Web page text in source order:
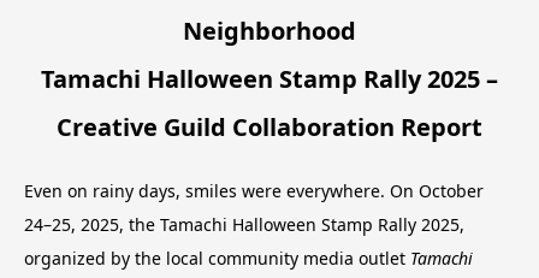
Neighborhood
Tamachi Halloween Stamp Rally 2025 –
Creative Guild Collaboration Report
Even on rainy days, smiles were everywhere. On October
24–25, 2025, the Tamachi Halloween Stamp Rally 2025,
organized by the local community media outlet Tamachi